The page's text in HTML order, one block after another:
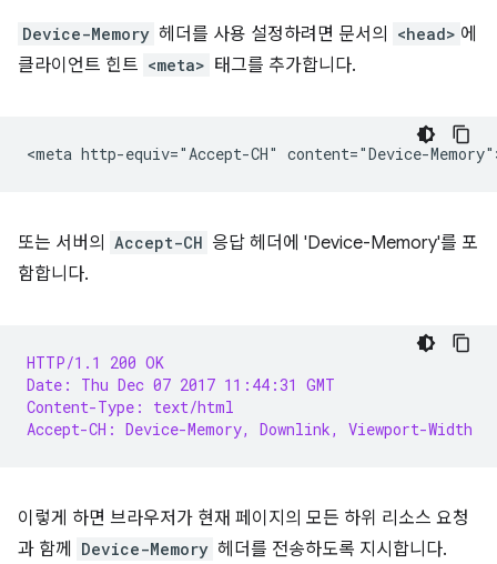
Device-Memory 헤더를 사용 설정하려면 문서의 <head> 에
클라이언트 힌트 <meta> 태그를 추가합니다.
또는 서버의 Accept-CH 응답 헤더에 'Device-Memory'를 포
함합니다.
HTTP/1.1 200 OK
Date: Thu Dec 07 2017 11:44:31 GMT
Content-Type: text/html
Accept-CH: Device-Memory, Downlink, Viewport-Width
이렇게 하면 브라우저가 현재 페이지의 모든 하위 리소스 요청
과 함께
Device-Memory 헤더를 전송하도록 지시합니다.